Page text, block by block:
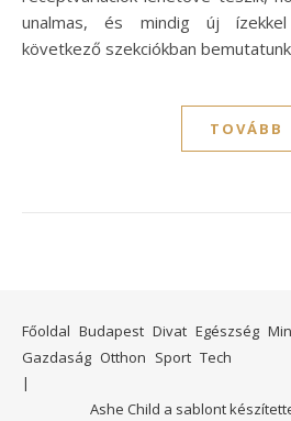
unalmas, és mindig új ízekkel
következő szekciókban
TOVÁBB
Főoldal Budapest Divat Egészség
Gazdaság Otthon Sport Tech
Ashe Child a sablont